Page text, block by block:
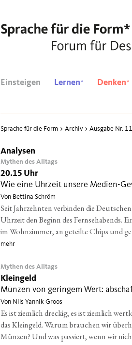
Einsteigen Lernen* Denken*
Sprache für die Form > Archiv > Ausgabe Nr.
Analysen
Mythen des Alltags
20.15 Uhr
Wie eine Uhrzeit unsere Medien-
Von Bettina Schröm
Seit Jahrzehnten verbinden die
Uhrzeit den Beginn des Fernsehabends.
im Wohnzimmer, an geteilte Chips und
mehr
Mythen des Alltags
Kleingeld
Münzen von geringem Wert:
Von Nils Yannik Groos
Es ist ziemlich dreckig, es ist ziemlich
das Kleingeld. Warum brauchen wir
Münzen? Und was passiert, wenn wir